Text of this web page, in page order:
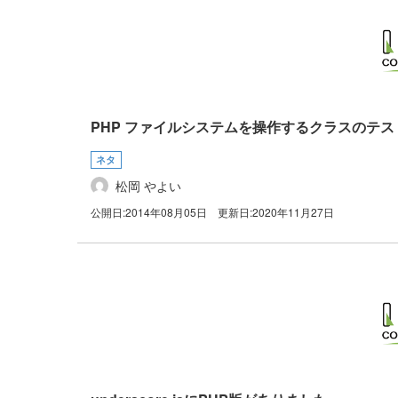
PHP ファイルシステムを操作するクラスのテ
ネタ
松岡 やよい
公開日:2014年08月05日 更新日:2020年11月27日